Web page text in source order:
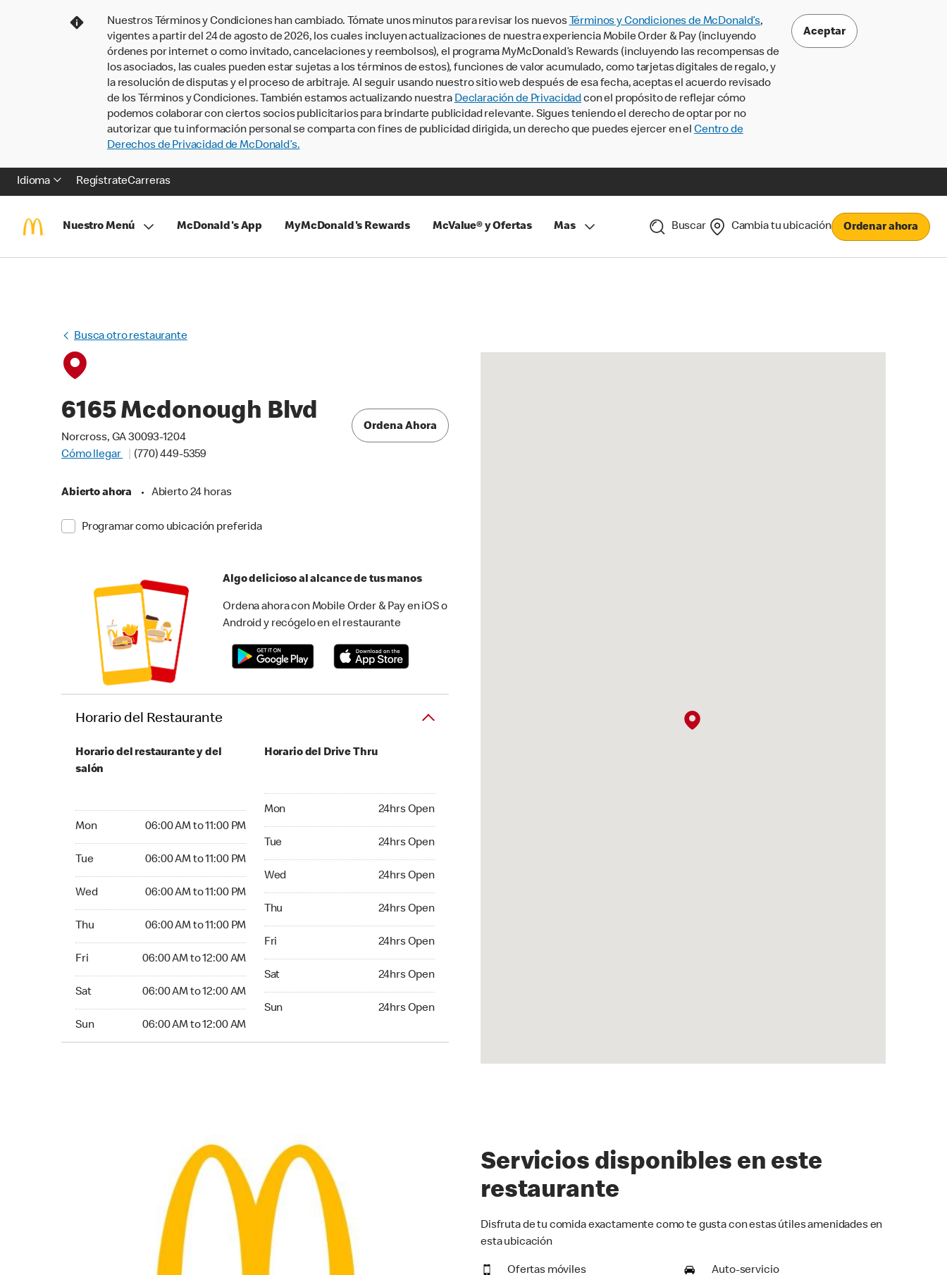
Nuestros Términos y Condiciones han cambiado. Tómate unos minutos para revisar los nuevos Términos y Condiciones de McDonald’s,
vigentes a partir del 24 de agosto de 2026, los cuales incluyen actualizaciones de nuestra experiencia Mobile Order & Pay (incluyendo
órdenes por internet o como invitado, cancelaciones y reembolsos), el programa MyMcDonald’s Rewards (incluyendo las recompensas de
los asociados, las cuales pueden estar sujetas a los términos de estos), funciones de valor acumulado, como tarjetas digitales de regalo, y
la resolución de disputas y el proceso de arbitraje. Al seguir usando nuestro sitio web después de esa fecha, aceptas el acuerdo revisado
de los Términos y Condiciones. También estamos actualizando nuestra Declaración de Privacidadcon el propósito de reflejar cómo
podemos colaborar con ciertos socios publicitarios para brindarte publicidad relevante. Sigues teniendo el derecho de optar por no
autorizar que tu información personal se comparta con fines de publicidad dirigida, un derecho que puedes ejercer en el Centro de
Derechos de Privacidad de McDonald’s.
Aceptar
Idioma RegístrateCarreras
Nuestro Menú McDonald's App MyMcDonald's Rewards McValue® y Ofertas Mas Buscar Cambia tu ubicación Ordenar ahora
Busca otro restaurante
6165 Mcdonough Blvd
Norcross, GA 30093-1204
Cómo llegar
(770) 449-5359
Abierto ahora • Abierto 24 horas
Programar como ubicación preferida
Ordena Ahora
Algo delicioso al alcance de tus manos
Ordena ahora con Mobile Order & Pay en iOS o
Android y recógelo en el restaurante
Horario del Restaurante
Horario del restaurante y del
salón
Mon 06:00 AM to 11:00 PM
Tue 06:00 AM to 11:00 PM
Wed 06:00 AM to 11:00 PM
Thu 06:00 AM to 11:00 PM
Fri 06:00 AM to 12:00 AM
Sat 06:00 AM to 12:00 AM
Sun 06:00 AM to 12:00 AM
Horario del Drive Thru
Mon 24hrs Open
Tue 24hrs Open
Wed 24hrs Open
Thu 24hrs Open
Fri 24hrs Open
Sat 24hrs Open
Sun 24hrs Open
Servicios disponibles en este
restaurante
Disfruta de tu comida exactamente como te gusta con estas útiles amenidades en
esta ubicación
Ofertas móviles Auto-servicio